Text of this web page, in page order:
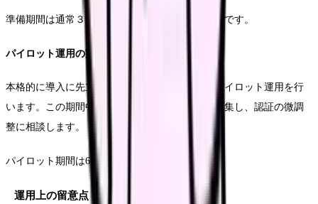
準備期間は通常３か月程度を確保することが前提です。
パイロット運用の実施
本格的に導入に先立ち、特定の診療科や部門でパイロット運用を行
います。この期間中に発生した課題や改善点を収集し、認証の微調
整に相談します。
パイロット期間は6か月程度が適切です。
運用上の留意点